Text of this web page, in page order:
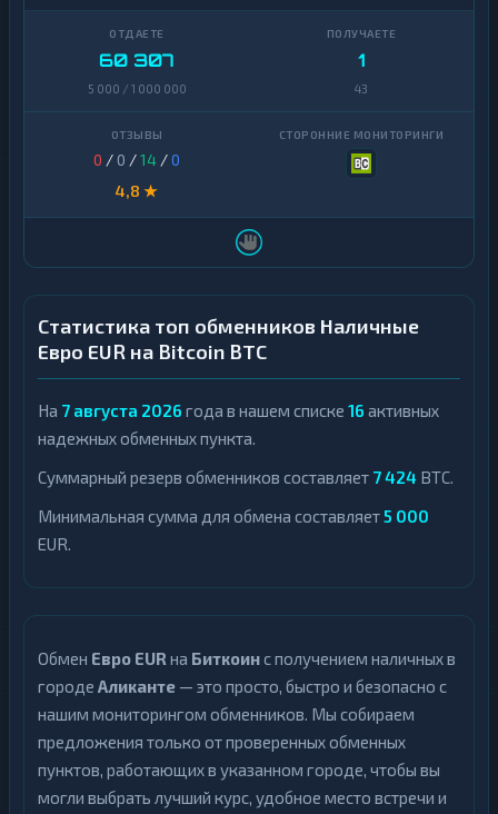
60 307
5 000 / 1 000 000
1
43
0 / 0 /14 /0
4,8 ★
Статистика топ обменников Наличные
Евро EUR на Bitcoin BTC
На 7 августа 2026 года в нашем списке 16 активных
надежных обменных пункта.
Суммарный резерв обменников составляет 7 424 BTC.
Минимальная сумма для обмена составляет5 000
EUR.
Обмен Евро EUR на Биткоинс получением наличных в
городе Аликанте — это просто, быстро и безопасно с
нашим мониторингом обменников. Мы собираем
предложения только от проверенных обменных
пунктов, работающих в указанном городе, чтобы вы
могли выбрать лучший курс, удобное место встречи и